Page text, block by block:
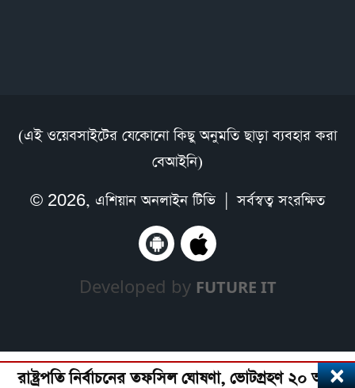
(এই ওয়েবসাইটের যেকোনো কিছু অনুমতি ছাড়া ব্যবহার করা
বেআইনি)
© 2026, এশিয়ান অনলাইন টিভি| সর্বস্বত্ব সংরক্ষিত
Developed by FUTURE IT
রাষ্ট্রপতি নির্বাচনের তফসিল ঘোষণা, ভোটগ্রহণ ২০ আগস্ট,×